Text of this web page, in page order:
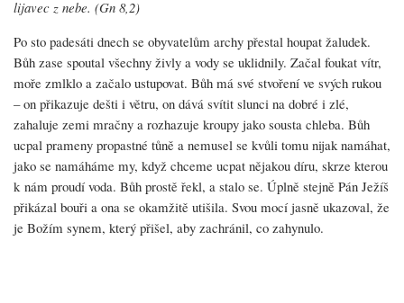
lijavec z nebe. (Gn 8,2)
Po sto padesáti dnech se obyvatelům archy přestal houpat žaludek.
Bůh zase spoutal všechny živly a vody se uklidnily. Začal foukat vítr,
moře zmlklo a začalo ustupovat. Bůh má své stvoření ve svých rukou
– on přikazuje dešti i větru, on dává svítit slunci na dobré i zlé,
zahaluje zemi mračny a rozhazuje kroupy jako sousta chleba. Bůh
ucpal prameny propastné tůně a nemusel se kvůli tomu nijak namáhat,
jako se namáháme my, když chceme ucpat nějakou díru, skrze kterou
k nám proudí voda. Bůh prostě řekl, a stalo se. Úplně stejně Pán Ježíš
přikázal bouři a ona se okamžitě utišila. Svou mocí jasně ukazoval, že
je Božím synem, který přišel, aby zachránil, co zahynulo.